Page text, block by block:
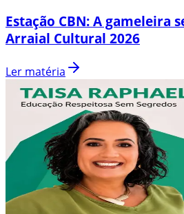
Estação CBN: A gameleira
Arraial Cultural 2026
Ler matéria